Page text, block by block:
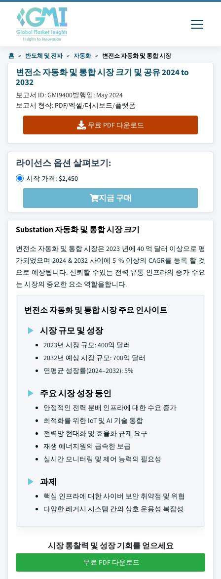
홈 반도체 및 전자 자동화 변전소 자동화 및 통합 시장
변전소 자동화 및 통합 시장 크기 및 공유 2024 to
2032
보고서 ID: GMI9400발행일: May 2024
보고서 형식: PDF/엑셀/대시보드/플랫폼
무료 PDF 다운로드
라이선스 옵션 살펴보기:
시작 가격: $2,450
지금 구매
Substation 자동화 및 통합 시장 크기
변전소 자동화 및 통합 시장은 2023 년에 40 억 달러 이상으로 평
가되었으며 2024 & 2032 사이에 5 % 이상의 CAGR를 등록 할 것
으로 예상됩니다. 신뢰할 수있는 전력 유통 인프라의 증가 수요
는 시장의 중요한 요소 역할을합니다.
변전소 자동화 및 통합 시장 주요 인사이트
시장 규모 및 성장
2023년 시장 규모: 400억 달러
2032년 예상 시장 규모: 700억 달러
연평균 성장률(2024–2032): 5%
주요 시장 성장 동인
안정적인 전력 분배 인프라에 대한 수요 증가
최적화를 위한 IoT 및 AI 기술 통합
전력망 현대화 및 효율화 규제 요구
재생 에너지원의 급속한 보급
실시간 모니터링 및 제어 능력의 필요성
과제
핵심 인프라에 대한 사이버 보안 취약점 및 위협
다양한 레거시 시스템 간의 상호 운용성 복잡성
시장 통찰력 및 성장 기회를 얻으세요
무료 PDF 다운로드